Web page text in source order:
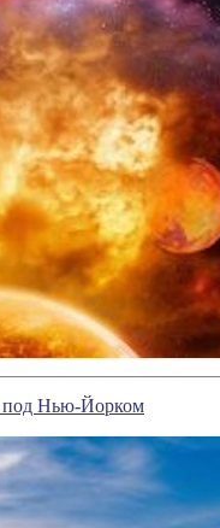
под Нью-Йорком